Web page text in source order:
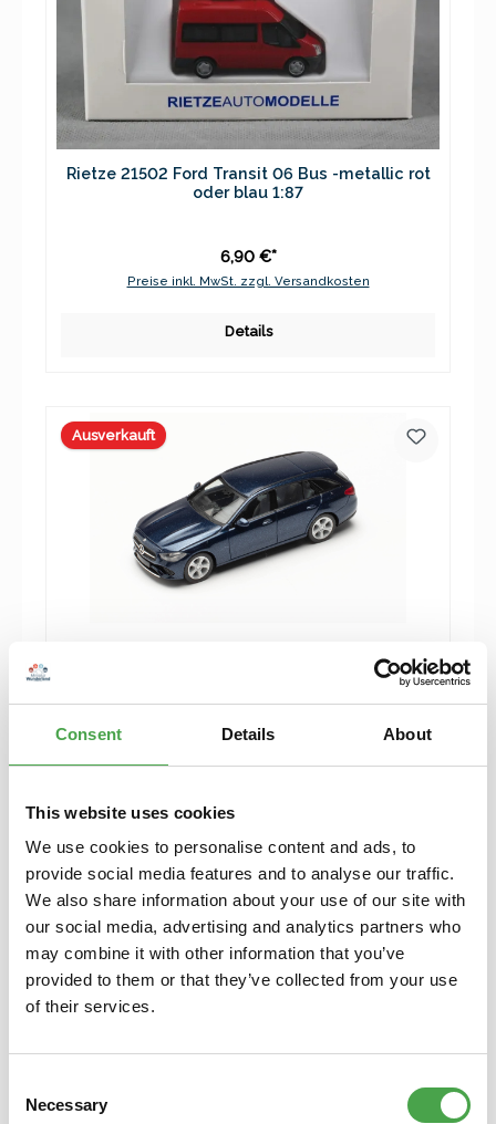
Consent Details About
This website uses cookies
We use cookies to personalise content and ads, to
provide social media features and to analyse our traffic.
We also share information about your use of our site with
our social media, advertising and analytics partners who
may combine it with other information that you’ve
provided to them or that they’ve collected from your use
of their services.
Selection
Necessary
Rietze 21502 Ford Transit 06 Bus -metallic rot
oder blau 1:87
6,90 €*
Preise inkl. MwSt. zzgl. Versandkosten
Details
Ausverkauft
6,90 €*
Details